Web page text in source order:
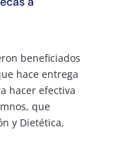
beneficiados
hace entrega
hacer efectiva
que
y Dietética,